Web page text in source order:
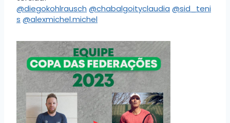
@diegokohlrausch @chabalgoityclaudia @sid_teni
s @alexmichel.michel